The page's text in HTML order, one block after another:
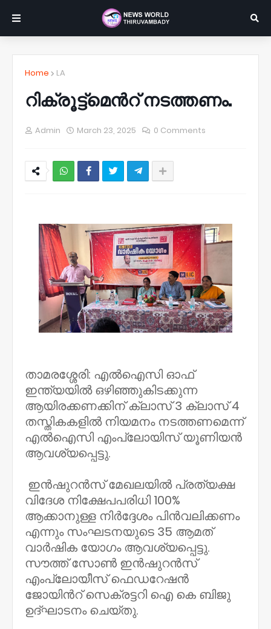
Home LA
റിക്രൂട്ട്മെൻറ് നടത്തണം.
Admin March 23, 2025 0 Comments
താമരശ്ശേരി: എൽഐസി ഓഫ്
ഇന്ത്യയിൽ ഒഴിഞ്ഞുകിടക്കുന്ന
ആയിരക്കണക്കിന് ക്ലാസ് 3 ക്ലാസ് 4
തസ്തികകളിൽ നിയമനം നടത്തണമെന്ന്
എൽഐസി എംപ്ലോയിസ് യൂണിയൻ
ആവശ്യപ്പെട്ടു.
ഇൻഷുറൻസ് മേഖലയിൽ പ്രത്യക്ഷ
വിദേശ നിക്ഷേപപരിധി 100%
ആക്കാനുള്ള നിർദ്ദേശം പിൻവലിക്കണം
എന്നും സംഘടനയുടെ 35 ആമത്
വാർഷിക യോഗം ആവശ്യപ്പെട്ടു.
സൗത്ത് സോൺ ഇൻഷുറൻസ്
എംപ്ലോയീസ് ഫെഡറേഷൻ
ജോയിൻറ് സെക്രട്ടറി ഐ കെ ബിജു
ഉദ്ഘാടനം ചെയ്തു.